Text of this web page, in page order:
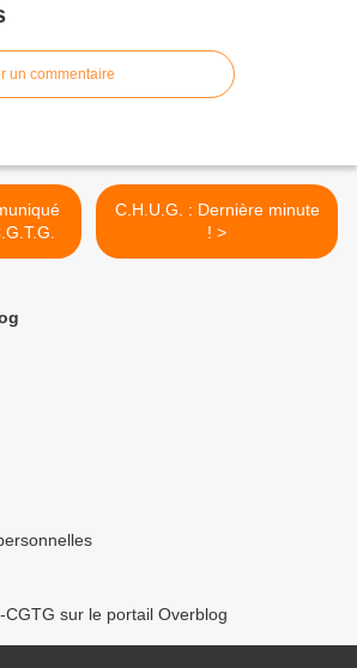
un commentaire
C.H.U.G. : Dernière minute
! >
CGTG sur le portail Overblog